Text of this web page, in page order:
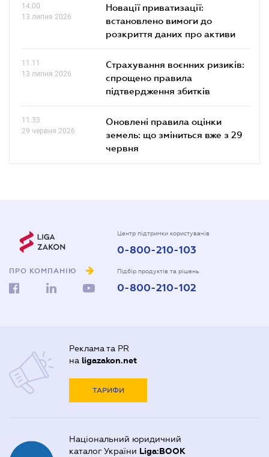
14.00
13 липня 2026
Новації приватизації:
встановлено вимоги до
розкриття даних про активи
11.11
13 липня 2026
Страхування воєнних ризиків:
спрощено правила
підтвердження збитків
11.33
29 червня 2026
Оновлені правила оцінки
земель: що зміниться вже з 29
червня
ПРО КОМПАНІЮ
Центр підтримки користувачів
0-800-210-103
Підбір продуктів та рішень
0-800-210-102
Реклама та PR
на ligazakon.net
ТАРИФИ
Національний юридичний
каталог України Liga:BOOK